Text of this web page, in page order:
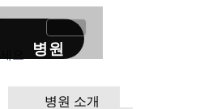
병원
병원 소개
요